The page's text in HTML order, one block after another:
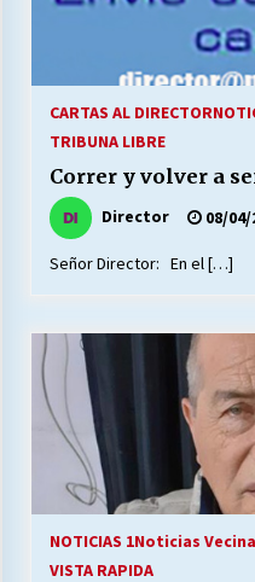
CARTAS AL DIRECTOR
TRIBUNA LIBRE
Correr y volver a
Director 08/04/
Señor Director: En el […]
NOTICIAS 1Noticias
VISTA RAPIDA